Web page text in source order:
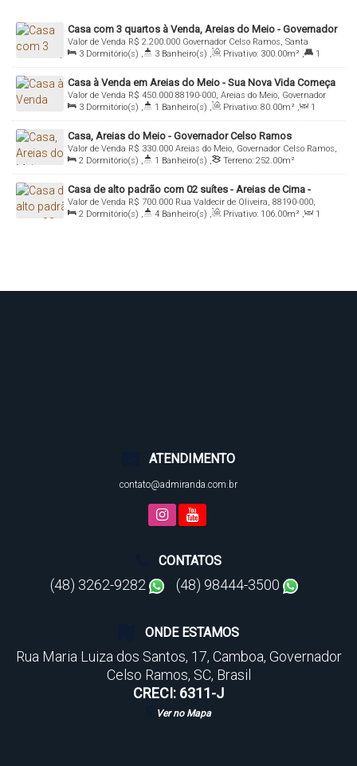
Casa com 3 quartos à Venda, Areias do Meio - Governador
Celso Ramos R$ 2.200.000
Valor de Venda
Governador Celso Ramos, Santa
Catarina, Brasil
3 Dormitório(s) , 3 Banheiro(s) , Privativo: 300.00m² ,
1
Suíte(s) , Total: 300.00m² , 3 Vaga(s) , Útil: 300.00m² ,
Terreno: 2770.00 m²
Casa à Venda em Areias do Meio - Sua Nova Vida Começa
Aqui!
R$ 450.000
Valor de Venda
88190-000, Areias do Meio, Governador
Celso Ramos, Santa Catarina, Brasil
3 Dormitório(s) , 1 Banheiro(s) , Privativo: 80.00m² ,
1
Sala(s) , 2 Vaga(s) , Terreno: 240.00m²
Casa, Areias do Meio - Governador Celso Ramos
R$ 330.000
Valor de Venda
Areias do Meio, Governador Celso Ramos,
Santa Catarina, Brasil
2 Dormitório(s) , 1 Banheiro(s) , Terreno: 252.00m²
Casa de alto padrão com 02 suítes - Areias de Cima -
Governador Celso Ramos
R$ 700.000
Valor de Venda
Rua Valdecir de Oliveira, 88190-000,
Areias do Meio, Governador Celso Ramos, Santa Catarina, Brasil
2 Dormitório(s) , 4 Banheiro(s) , Privativo: 106.00m² ,
1
ATENDIMENTO
contato@admiranda.com.br
CONTATOS
(48) 3262-9282 (48) 98444-3500
ONDE ESTAMOS
Rua Maria Luiza dos Santos, 17, Camboa, Governador
Celso Ramos, SC, Brasil
CRECI: 6311-J
Ver no Mapa